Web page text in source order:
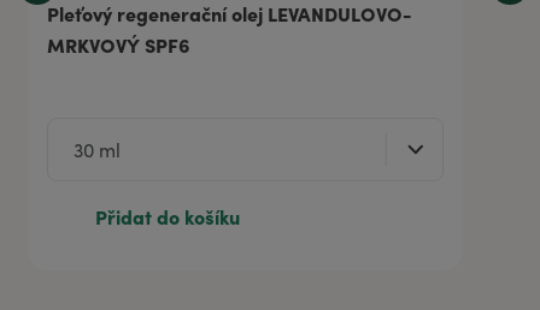
Pleťový regenerační olej LEVANDULOVO-
MRKVOVÝ SPF6
Přidat do košíku